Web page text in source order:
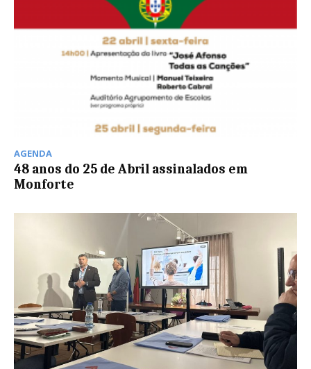
AGENDA
48 anos do 25 de Abril assinalados em
Monforte